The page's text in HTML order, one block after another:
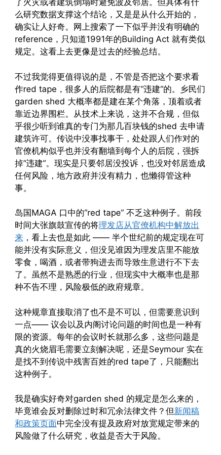
了火灾或者建筑倒塌时避免波及邻居。但具体有什
么研究数据支撑这个结论，又是是从什么开始的，
确实让人好奇。网上搜索了一下似乎并没有明确的
reference，只知道1991年的Building Act 就有类似
规定。这看上去更像是过去的经验总结。
不过我觉得更值得说的是，不管是否把这个要求看
作red tape，很多人的后院都是有“违建”的。乡民们
garden shed 大概率都是建在某个角落，顶着或者
靠近边界围栏。从技术上来说，这并不合规，但似
乎很少听到谁真的专门为那几百块钱的shed 去申请
建筑许可。传说中没事找事干，处处跟人们作对的
官僚机构似乎也并没有翻墙到每个人的后院，强拆
掉“违建”。现实是只要邻居没投诉，也没对邻居造成
任何风险，地方政府并没有精力，也懒得管这种
事。
岛国MAGA 口中的”red tape” 不乏这种例子。前段
时间大张旗鼓宣传的将理发店从官僚机构中解放出
来 ，看上去也是如此 —— 半个世纪前的规定现在可
能并没有实际意义，但没见谁因为理发店里不能放
零食，喝酒，或者带狗进去而导致生意进行不下去
了。虽然不是熟悉的行业，但现实中大概率也是那
种不告不理，风险极低的政府规章。
这种规章直接取消了也不是不可以，但需要意识到
一点—— 议会以及内阁讨论问题的时间也是一种有
限的资源。每年的会议时长就那么多，这些问题是
真的火烧眉毛需要立刻解决呢，还是Seymour 实在
是找不到传说中残害百姓的red tape了，只能翻出
这种例子。
我是确实好奇对garden shed 的规定是怎么来的，
毕竟谁会反对删除过时和冗余法律文件？但新闻稿
和政策页面中完全没有提及政府对放宽规定带来的
风险做了什么研究，收益是否大于风险。